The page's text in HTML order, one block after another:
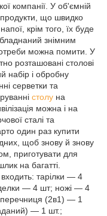
компанії. У об'ємній
продукти, що швидко
крім того, їх буде
знімним
можна помити. У
розташовані столові
набір і обробну
серветки та
столу на
можна і на
сталі та
один раз купити
щоб знову й знову
приготувати для
на багатті.
входить: тарілки — 4
— 4 шт; ножі — 4
(2в1) — 1
— 1 шт.;